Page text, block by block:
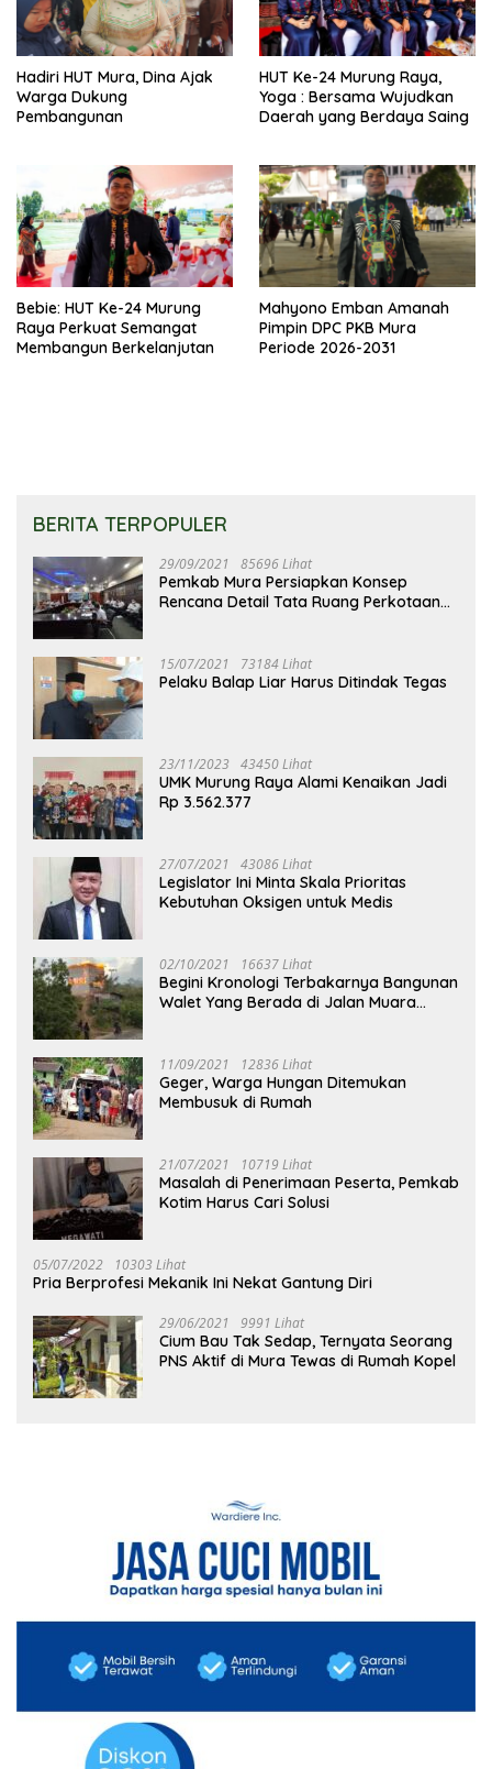
Hadiri HUT Mura, Dina Ajak
Warga Dukung
Pembangunan
HUT Ke-24 Murung Raya,
Yoga : Bersama Wujudkan
Daerah yang Berdaya Saing
Bebie: HUT Ke-24 Murung
Raya Perkuat Semangat
Membangun Berkelanjutan
Mahyono Emban Amanah
Pimpin DPC PKB Mura
Periode 2026-2031
BERITA TERPOPULER
29/09/2021 85696 Lihat
Pemkab Mura Persiapkan Konsep
Rencana Detail Tata Ruang Perkotaan
15/07/2021 73184 Lihat
Pelaku Balap Liar Harus Ditindak Tegas
23/11/2023 43450 Lihat
UMK Murung Raya Alami Kenaikan Jadi
Rp 3.562.377
27/07/2021 43086 Lihat
Legislator Ini Minta Skala Prioritas
Kebutuhan Oksigen untuk Medis
02/10/2021 16637 Lihat
Begini Kronologi Terbakarnya Bangunan
Walet Yang Berada di Jalan Muara
11/09/2021 12836 Lihat
Geger, Warga Hungan Ditemukan
Membusuk di Rumah
21/07/2021 10719 Lihat
Masalah di Penerimaan Peserta, Pemkab
Kotim Harus Cari Solusi
05/07/2022 10303 Lihat
Pria Berprofesi Mekanik Ini Nekat Gantung Diri
29/06/2021 9991 Lihat
Cium Bau Tak Sedap, Ternyata Seorang
PNS Aktif di Mura Tewas di Rumah Kopel